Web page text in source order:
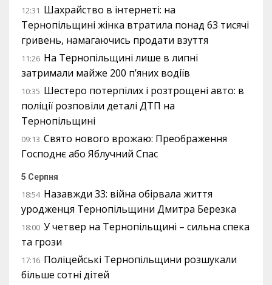
12:31 Шахрайство в інтернеті: на
Тернопільщині жінка втратила понад 63 тисячі
гривень, намагаючись продати взуття
11:26 На Тернопільщині лише в липні
затримали майже 200 п’яних водіїв
10:35 Шестеро потерпілих і розтрощені авто: в
поліції розповіли деталі ДТП на
Тернопільщині
09:13 Свято нового врожаю: Преображення
Господнє або Яблучний Спас
5 Серпня
18:54 Назавжди 33: війна обірвала життя
уродженця Тернопільщини Дмитра Березка
18:00 У четвер на Тернопільщині – сильна спека
та грози
17:16 Поліцейські Тернопільщини розшукали
більше сотні дітей